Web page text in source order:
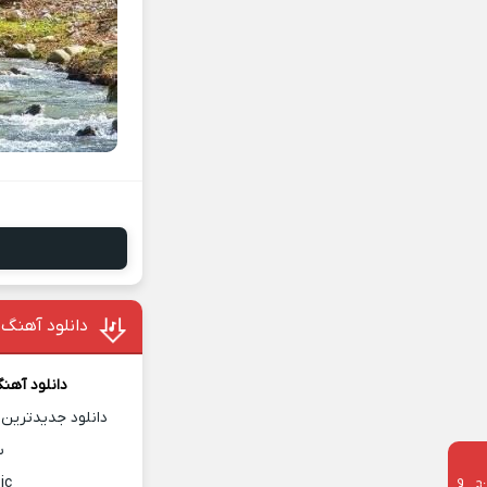
دانلود
دانلود آهن
دانلود